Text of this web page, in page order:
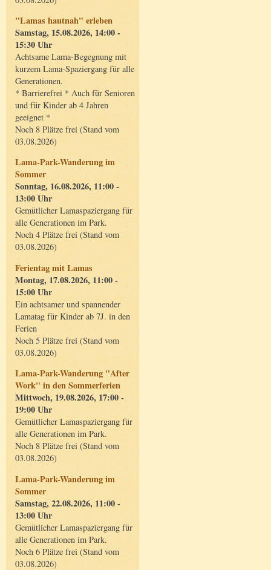
"Lamas hautnah" erleben
Samstag, 15.08.2026, 14:00 -
15:30 Uhr
Achtsame Lama-Begegnung mit
kurzem Lama-Spaziergang für alle
Generationen.
* Barrierefrei * Auch für Senioren
und für Kinder ab 4 Jahren
geeignet *
Noch 8 Plätze frei (Stand vom
03.08.2026)
Lama-Park-Wanderung im
Sommer
Sonntag, 16.08.2026, 11:00 -
13:00 Uhr
Gemütlicher Lamaspaziergang für
alle Generationen im Park.
Noch 4 Plätze frei (Stand vom
03.08.2026)
Ferientag mit Lamas
Montag, 17.08.2026, 11:00 -
15:00 Uhr
Ein achtsamer und spannender
Lamatag für Kinder ab 7J. in den
Ferien
Noch 5 Plätze frei (Stand vom
03.08.2026)
Lama-Park-Wanderung "After
Work" in den Sommerferien
Mittwoch, 19.08.2026, 17:00 -
19:00 Uhr
Gemütlicher Lamaspaziergang für
alle Generationen im Park.
Noch 8 Plätze frei (Stand vom
03.08.2026)
Lama-Park-Wanderung im
Sommer
Samstag, 22.08.2026, 11:00 -
13:00 Uhr
Gemütlicher Lamaspaziergang für
alle Generationen im Park.
Noch 6 Plätze frei (Stand vom
03.08.2026)